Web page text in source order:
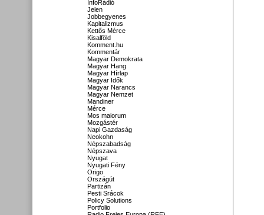
InfoRádió
Jelen
Jobbegyenes
Kapitalizmus
Kettős Mérce
Kisalföld
Komment.hu
Kommentár
Magyar Demokrata
Magyar Hang
Magyar Hírlap
Magyar Idők
Magyar Narancs
Magyar Nemzet
Mandiner
Mérce
Mos maiorum
Mozgástér
Napi Gazdaság
Neokohn
Népszabadság
Népszava
Nyugat
Nyugati Fény
Origo
Országút
Partizán
Pesti Srácok
Policy Solutions
Portfolio